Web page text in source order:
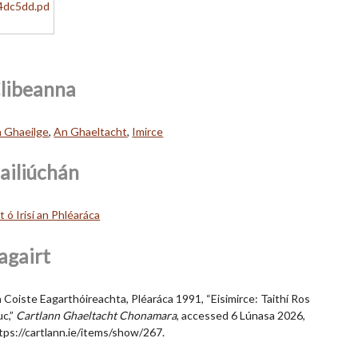
Ghaeilge,An Ghaeltacht, Imirce
ó Irisí an Phléaráca
Coiste Eagarthóireachta, Pléaráca 1991, “Eisimirce: Taithí Ros
Cartlann Ghaeltacht Chonamara, accessed 6 Lúnasa 2026,
cartlann.ie/items/show/267.